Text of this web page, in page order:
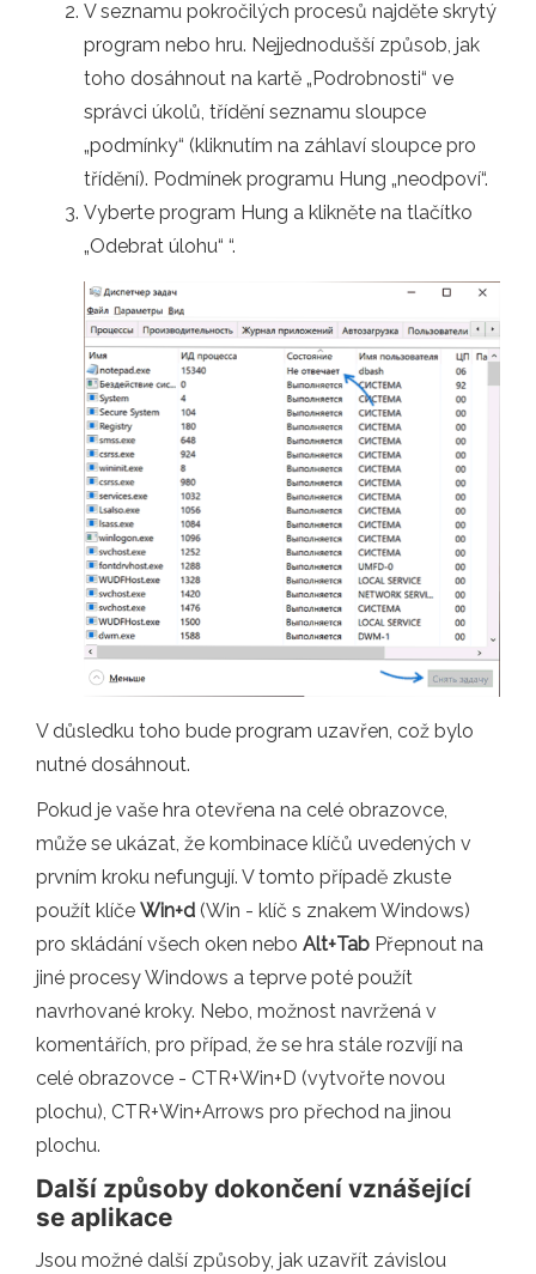
V seznamu pokročilých procesů najděte skrytý
program nebo hru. Nejjednodušší způsob, jak
toho dosáhnout na kartě „Podrobnosti“ ve
správci úkolů, třídění seznamu sloupce
„podmínky“ (kliknutím na záhlaví sloupce pro
třídění). Podmínek programu Hung „neodpoví“.
Vyberte program Hung a klikněte na tlačítko
„Odebrat úlohu“ “.
V důsledku toho bude program uzavřen, což bylo
nutné dosáhnout.
Pokud je vaše hra otevřena na celé obrazovce,
může se ukázat, že kombinace klíčů uvedených v
prvním kroku nefungují. V tomto případě zkuste
použít klíče Win+d (Win - klíč s znakem Windows)
pro skládání všech oken nebo Alt+Tab Přepnout na
jiné procesy Windows a teprve poté použít
navrhované kroky. Nebo, možnost navržená v
komentářích, pro případ, že se hra stále rozvíjí na
celé obrazovce - CTR+Win+D (vytvořte novou
plochu), CTR+Win+Arrows pro přechod na jinou
plochu.
Další způsoby dokončení vznášející
se aplikace
Jsou možné další způsoby, jak uzavřít závislou